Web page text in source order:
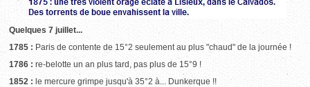
Quelques 7 juillet...
1785 : Paris de contente de 15°2 seulement au plus "chaud" de la journée !
1786 : re-belotte un an plus tard, pas plus de 15°9 !
1852 : le mercure grimpe jusqu'à 35°2 à... Dunkerque !!